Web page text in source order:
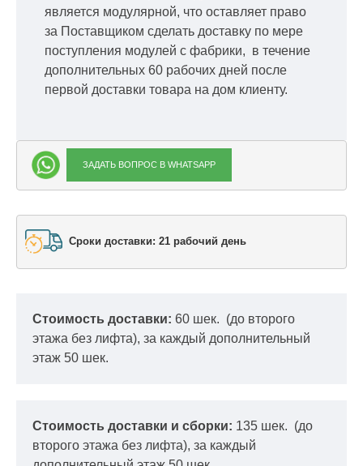
является модулярной, что оставляет право
за Поставщиком сделать доставку по мере
поступления модулей с фабрики, в течение
дополнительных 60 рабочих дней после
первой доставки товара на дом клиенту.
ЗАДАТЬ ВОПРОС В WHATSAPP
Сроки доставки: 21 рабочий день
Стоимость доставки: 60 шек. (до второго
этажа без лифта), за каждый дополнительный
этаж 50 шек.
Стоимость доставки и сборки: 135 шек. (до
второго этажа без лифта), за каждый